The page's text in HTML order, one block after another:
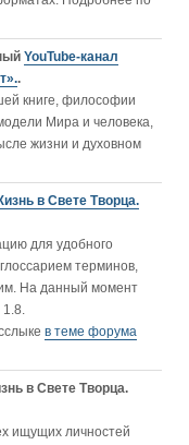
YouTube‑канал
.
книге, философии
Мира и человека,
жизни и духовном
в Свете Творца.
для удобного
терминов,
На данный момент
1.8.
в теме форума
в Свете Творца.
ищущих личностей